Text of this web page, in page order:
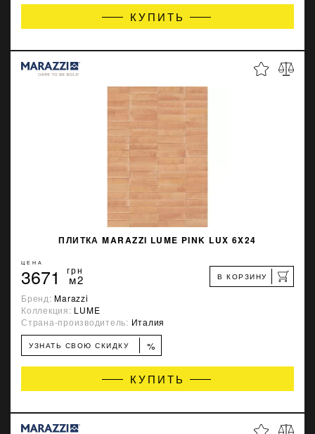
КУПИТЬ
ПЛИТКА MARAZZI LUME PINK LUX 6X24
ЦЕНА
3671 грн
м2 В КОРЗИНУ
Бренд:Marazzi
Коллекция: LUME
Страна-производитель: Италия
УЗНАТЬ СВОЮ СКИДКУ %
КУПИТЬ